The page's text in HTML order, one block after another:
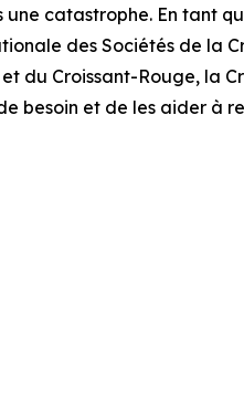
catastrophe. En tant
des Sociétés de la
du Croissant-Rouge, la
besoin et de les aider à